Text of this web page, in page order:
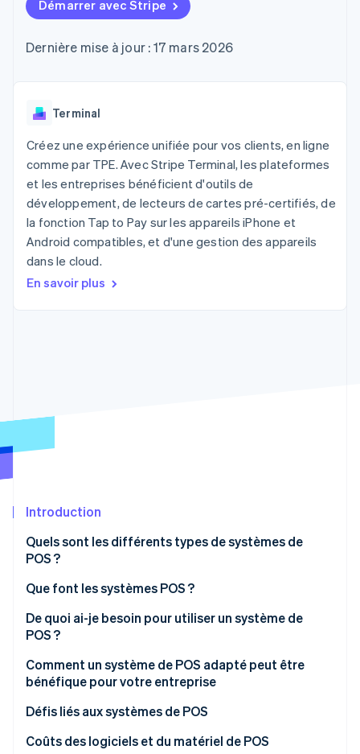
UI flexibles
Moyens de
Accès à plus
personne
Authorization
Boost
Acceptation
optimisée
Link
Paiements
accélérés
Financial
Connections
Comptes
associés
Recognition
Comptabilité
Stripe Sigma
personnalisés
Constitution de start-up
Identity
Stripe Sessions 2026
Découvrez comment Stripe construit l’infrastructure
l’application
Gestion financière
Plateformes
Entreprises d'IA
Économie des
créateurs
Jeux
Hôtellerie, voyages et
loisirs
divertissements
non lucratif
Gérer des
Proposer une
facturation à l'usage
bancaires adossées à
agents
Ressources
Intégrations
Blog des développeurs
État de l'API
Entreprise
Roadmap produit
annuelle
Stripe Press
Contact
Contacter notre équipe
Démarrer avec Stripe
Dernière mise à jour : 17 mars 2026
Terminal
Créez une expérience unifiée pour vos clients, en ligne
comme par TPE. Avec Stripe Terminal, les plateformes
et les entreprises bénéficient d'outils de
développement, de lecteurs de cartes pré-certifiés, de
la fonction Tap to Pay sur les appareils iPhone et
Android compatibles, et d'une gestion des appareils
dans le cloud.
En savoir plus
Introduction
Quels sont les différents types de systèmes de
POS ?
Que font les systèmes POS ?
De quoi ai-je besoin pour utiliser un système de
POS ?
Composants de base
Modules complémentaires optionnels
Comment un système de POS adapté peut être
bénéfique pour votre entreprise
Défis liés aux systèmes de POS
Coûts des logiciels et du matériel de POS